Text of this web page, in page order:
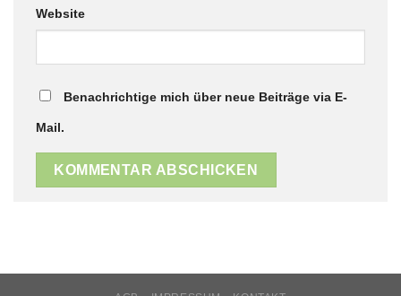
Website
Benachrichtige mich über neue Beiträge via E-
Mail.